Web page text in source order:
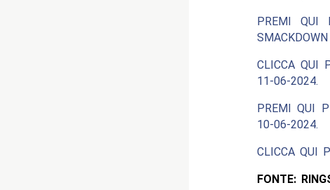
PREMI QUI
CLICCA QUI
11-06-2024.
PREMI QUI
10-06-2024.
CLICCA QUI
FONTE: